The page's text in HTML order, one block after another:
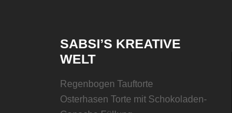
SABSI’S KREATIVE
WELT
Regenbogen Tauftorte
Osterhasen Torte mit Schokoladen-